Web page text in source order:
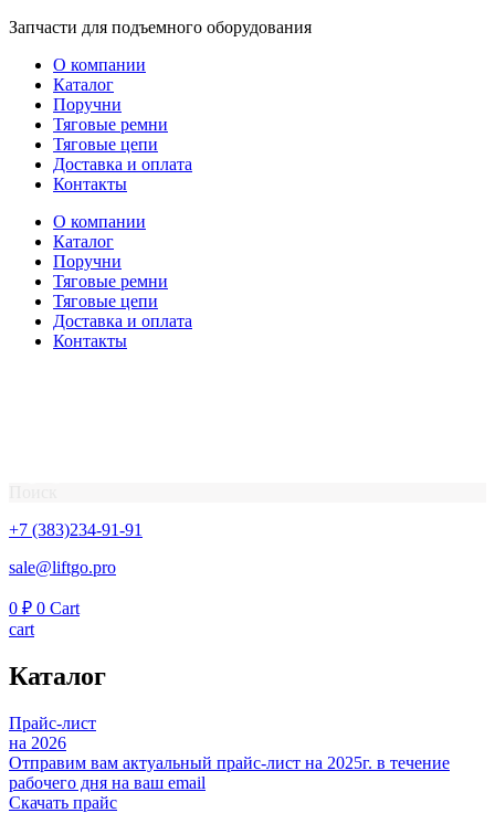
Перейти
содержимому
Запчасти для подъемного оборудования
О компании
Каталог
Поручни
Тяговые ремни
Тяговые цепи
Доставка и оплата
Контакты
О компании
Каталог
Поручни
Тяговые ремни
Тяговые цепи
Доставка и оплата
Контакты
+7 (383)234-91-91
sale@liftgo.pro
0 ₽ 0 Cart
cart
Каталог
Прайс-лист
на 2026
Отправим вам актуальный прайс-лист на 2025г. в течение
рабочего дня на ваш email
Скачать прайс